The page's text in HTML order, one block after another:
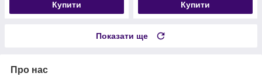
Купити Купити
Показати ще
Про нас